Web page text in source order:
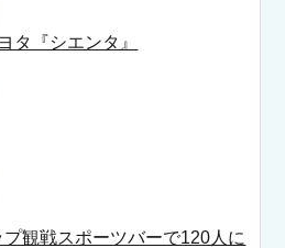
タ『シエンタ』
観戦スポーツバーで120人に